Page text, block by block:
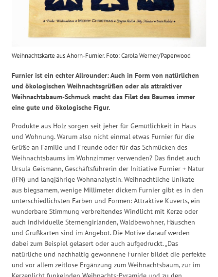
Weihnachtskarte aus Ahorn-Furnier. Foto: Carola Werner/Paperwood
Furnier ist ein echter Allrounder: Auch in Form von natürlichen
und ökologischen Weihnachtsgrüßen oder als attraktiver
Weihnachtsbaum-Schmuck macht das Filet des Baumes immer
eine gute und ökologische Figur.
Produkte aus Holz sorgen seit jeher für Gemütlichkeit in Haus
und Wohnung. Warum also nicht einmal etwas Furnier für die
Grüße an Familie und Freunde oder für das Schmücken des
Weihnachtsbaums im Wohnzimmer verwenden? Das findet auch
Ursula Geismann, Geschäftsführerin der Initiative Furnier + Natur
(IFN) und langjährige Wohnanalystin. Weihnachtliche Unikate
aus biegsamem, wenige Millimeter dickem Furnier gibt es in den
unterschiedlichsten Farben und Formen: Attraktive Kuverts, ein
wunderbare Stimmung verbreitendes Windlicht mit Kerze oder
auch individuelle Sternengirlanden, Waldbewohner, Häuschen
und Grußkarten sind im Angebot. Die Motive darauf werden
dabei zum Beispiel gelasert oder auch aufgedruckt. „Das
natürliche und nachhaltig gewonnene Furnier bildet die perfekte
und vor allem zeitlose Ergänzung zum Weihnachtsbaum, zur im